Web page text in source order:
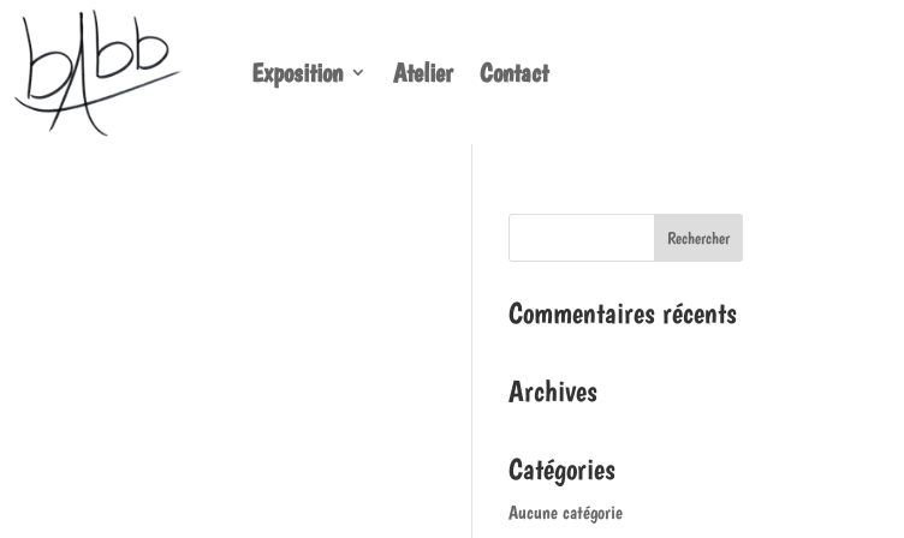
Exposition Atelier Contact
Commentaires récents
Archives
Catégories
Aucune catégorie